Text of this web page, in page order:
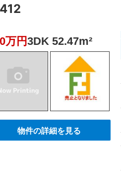
万円3DK 52.47m²
物件の詳細を見る